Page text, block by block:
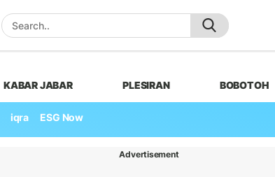
KABAR JABAR PLESIRAN BOBOTOH
iqra ESG Now
Advertisement